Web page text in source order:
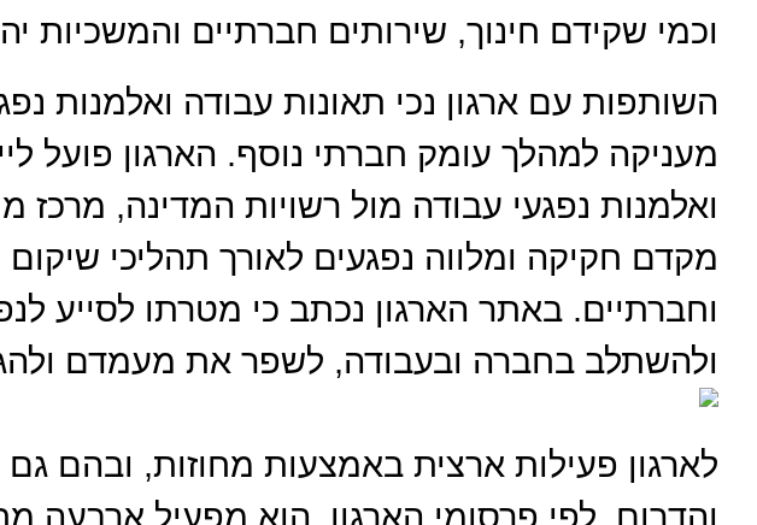
וכמי שקידם חינוך, שירותים חברתיים והמשכיות
השותפות עם ארגון נכי תאונות עבודה ואלמנות
מעניקה למהלך עומק חברתי נוסף. הארגון פועל
ואלמנות נפגעי עבודה מול רשויות המדינה, מרכז
מקדם חקיקה ומלווה נפגעים לאורך תהליכי שיקום
וחברתיים. באתר הארגון נכתב כי מטרתו לסייע
ולהשתלב בחברה ובעבודה, לשפר את מעמדם
לארגון פעילות ארצית באמצעות מחוזות, ובהם
והדרום. לפי פרסומי הארגון, הוא מפעיל ארבעה